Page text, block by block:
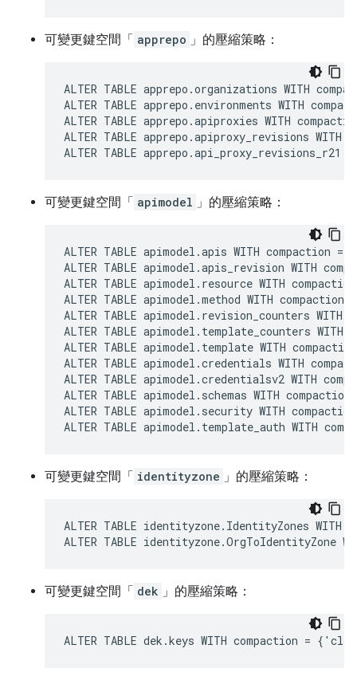
可變更鍵空間「 apprepo 」的壓縮策略：
ALTER TABLE apprepo.organizations WITH
ALTER TABLE apprepo.environments WITH
ALTER TABLE apprepo.apiproxies WITH
ALTER TABLE apprepo.apiproxy_revisions
ALTER TABLE
可變更鍵空間「 apimodel 」的壓縮策略：
ALTER TABLE apimodel.apis WITH
ALTER TABLE apimodel.apis_revision WITH
ALTER TABLE apimodel.resource WITH
ALTER TABLE apimodel.method WITH
ALTER TABLE apimodel.revision_counters
ALTER TABLE apimodel.template_counters
ALTER TABLE apimodel.template WITH
ALTER TABLE apimodel.credentials WITH
ALTER TABLE apimodel.credentialsv2 WITH
ALTER TABLE apimodel.schemas WITH
ALTER TABLE apimodel.security WITH
ALTER TABLE apimodel.template_auth WITH
可變更鍵空間「 identityzone 」的壓縮策略：
ALTER TABLE identityzone.IdentityZones
ALTER TABLE
可變更鍵空間「 dek 」的壓縮策略：
ALTER TABLE dek.keys WITH compaction =